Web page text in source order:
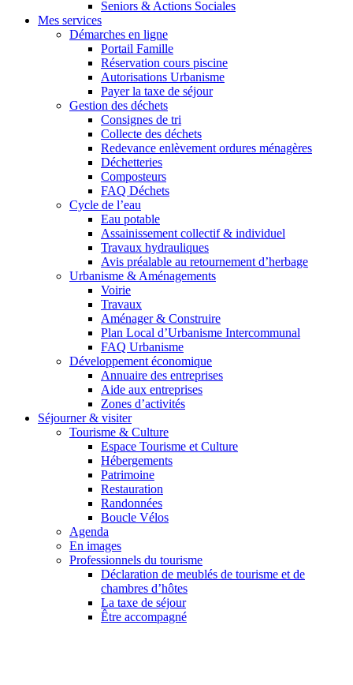
Seniors & Actions Sociales
Mes services
Démarches en ligne
Portail Famille
Réservation cours piscine
Autorisations Urbanisme
Payer la taxe de séjour
Gestion des déchets
Consignes de tri
Collecte des déchets
Redevance enlèvement ordures ménagères
Déchetteries
Composteurs
FAQ Déchets
Cycle de l’eau
Eau potable
Assainissement collectif & individuel
Travaux hydrauliques
Avis préalable au retournement d’herbage
Urbanisme & Aménagements
Voirie
Travaux
Aménager & Construire
Plan Local d’Urbanisme Intercommunal
FAQ Urbanisme
Développement économique
Annuaire des entreprises
Aide aux entreprises
Zones d’activités
Séjourner & visiter
Tourisme & Culture
Espace Tourisme et Culture
Hébergements
Patrimoine
Restauration
Randonnées
Boucle Vélos
Agenda
En images
Professionnels du tourisme
Déclaration de meublés de tourisme et de
chambres d’hôtes
La taxe de séjour
Être accompagné